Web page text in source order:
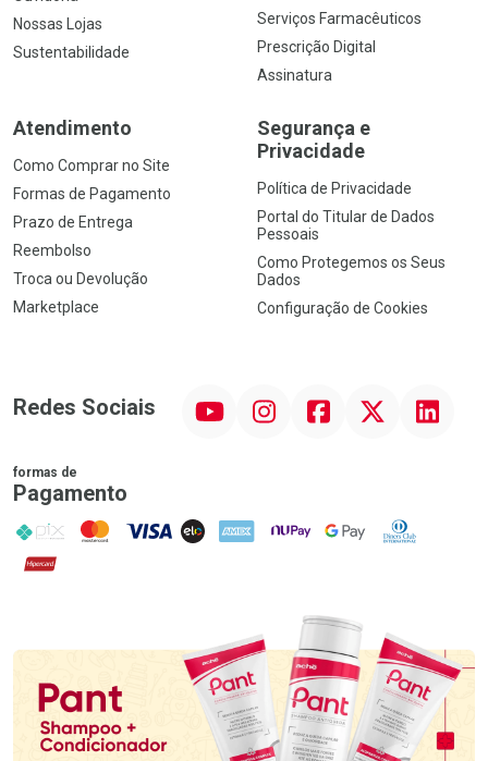
Nossas Lojas
Sustentabilidade
Serviços Farmacêuticos
Prescrição Digital
Assinatura
Atendimento
Como Comprar no Site
Formas de Pagamento
Prazo de Entrega
Reembolso
Troca ou Devolução
Marketplace
Segurança e
Privacidade
Política de Privacidade
Portal do Titular de Dados
Pessoais
Como Protegemos os Seus
Dados
Configuração de Cookies
Redes Sociais InstagramFacebookTwitter Linkedin
formas de
Pagamento
PIX MasterCard
VISA ELO AMEX NuPay Google PayDiners Club
Hipercard
Promoção em Destaque